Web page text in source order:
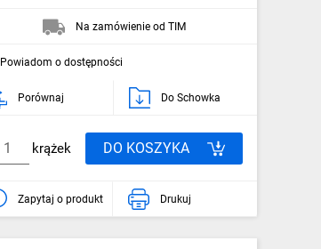
Na zamówienie od TIM
Powiadom o dostępności
Porównaj Do Schowka
krążek DO KOSZYKA
Zapytaj o produkt Drukuj